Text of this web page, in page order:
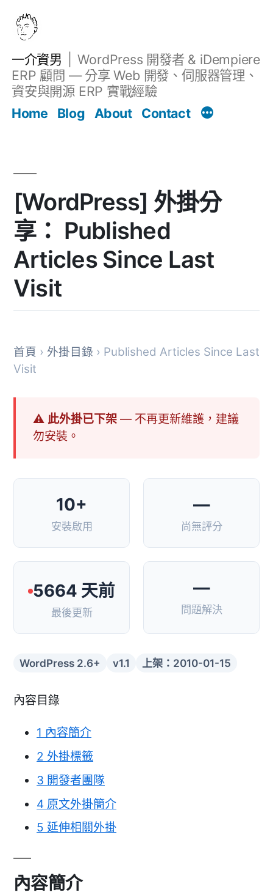
一介資男
WordPress 開發者 & iDempiere
ERP 顧問 — 分享 Web 開發、伺服器管理、
資安與開源 ERP 實戰經驗
Home
Blog About Contact
[WordPress] 外掛分
享： Published
Articles Since Last
Visit
首頁 › 外掛目錄 › Published Articles Since Last
Visit
⚠ 此外掛已下架— 不再更新維護，建議
勿安裝。
10+
安裝啟用
—
尚無評分
5664 天前
最後更新
—
問題解決
WordPress 2.6+ v1.1 上架：2010-01-15
內容目錄
1 內容簡介
2 外掛標籤
3 開發者團隊
4 原文外掛簡介
5 延伸相關外掛
內容簡介
文章